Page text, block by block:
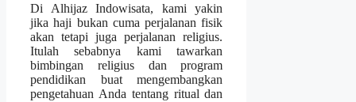
Di Alhijaz Indowisata, kami yakin
jika haji bukan cuma perjalanan fisik
akan tetapi juga perjalanan religius.
Itulah sebabnya kami tawarkan
bimbingan religius dan program
pendidikan buat mengembangkan
pengetahuan Anda tentang ritual dan